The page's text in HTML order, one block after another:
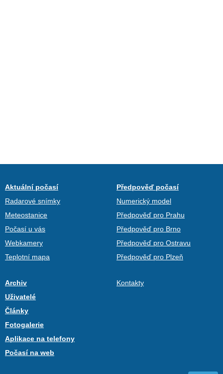
Aktuální počasí
Radarové snímky
Meteostanice
Počasí u vás
Webkamery
Teplotní mapa
Předpověď počasí
Numerický model
Předpověď pro Prahu
Předpověď pro Brno
Předpověď pro Ostravu
Předpověď pro Plzeň
Archiv
Uživatelé
Články
Fotogalerie
Aplikace na telefony
Počasí na web
Kontakty